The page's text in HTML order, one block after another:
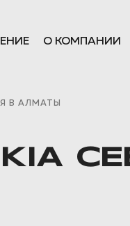
О КОМПАНИИ
В АЛМАТЫ